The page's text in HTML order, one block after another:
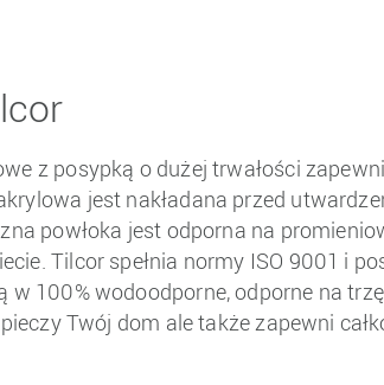
z posypką o dużej trwałości
jest nakładana przed
powłoka jest odporna na
Tilcor spełnia normy ISO 9001 i
w 100% wodoodporne, odporne na
Twój dom ale także zapewni